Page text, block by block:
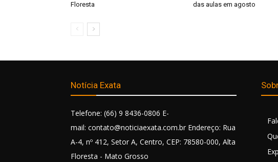
Floresta
das aulas em agosto
Notícia Exata
Telefone: (66) 9 8436-0806 E-
mail: contato@noticiaexata.com.br Endereço: Rua
A-4, nº 412, Setor A, Centro, CEP: 78580-000, Alta
Floresta - Mato Grosso